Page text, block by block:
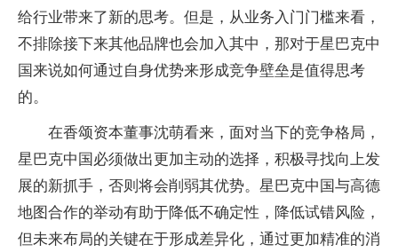
给行业带来了新的思考。但是，从业务入门门槛来看，
不排除接下来其他品牌也会加入其中，那对于星巴克中
国来说如何通过自身优势来形成竞争壁垒是值得思考
的。
在香颂资本董事沈萌看来，面对当下的竞争格局，
星巴克中国必须做出更加主动的选择，积极寻找向上发
展的新抓手，否则将会削弱其优势。星巴克中国与高德
地图合作的举动有助于降低不确定性，降低试错风险，
但未来布局的关键在于形成差异化，通过更加精准的消